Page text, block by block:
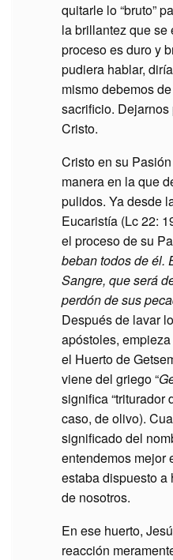
quitarle lo “bruto”
la brillantez que se
proceso es duro y
pudiera hablar,
mismo debemos
sacrificio.
Cristo.
Cristo en su
manera en la que
pulidos. Ya desde
Eucaristía (Lc 22:
el proceso de su
beban todos de él.
Sangre, que será
perdón de sus
Después de lavar
apóstoles,
el Huerto de
viene del griego “
significa “triturador
caso, de olivo).
significado del
entendemos mejor
estaba dispuesto a
de nosotros.
En ese huerto,
reacción